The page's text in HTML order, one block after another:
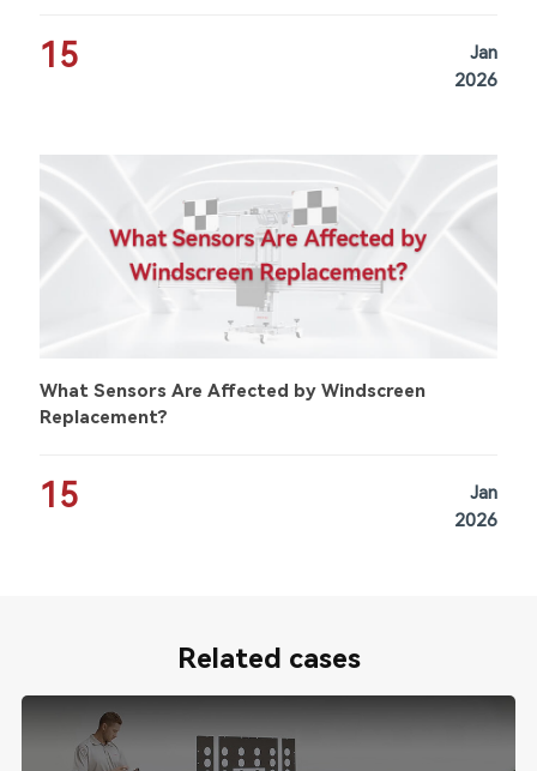
15
Jan
2026
What Sensors Are Affected by Windscreen
Replacement?
15
Jan
2026
Related cases